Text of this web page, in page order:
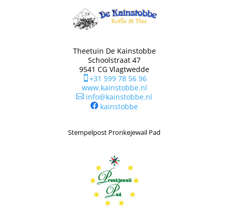
Theetuin De Kainstobbe
Schoolstraat 47
9541 CG Vlagtwedde
+31 599 78 56 96
www.kainstobbe.nl
 info@kainstobbe.nl
kainstobbe
Stempelpost Pronkejewail Pad